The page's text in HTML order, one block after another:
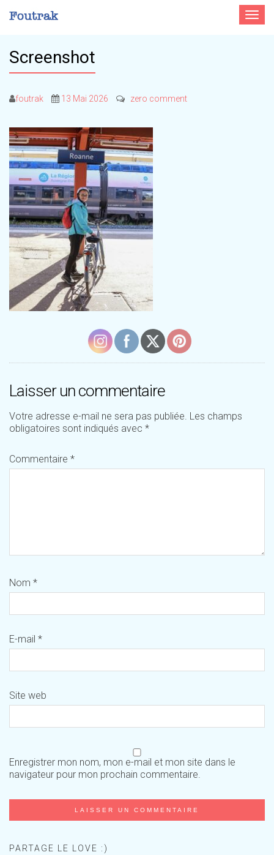
Toggle
Screenshot
foutrak 13 Mai 2026 zero comment
Laisser un commentaire
Votre adresse e-mail ne sera pas publiée. Les champs
obligatoires sont indiqués avec *
Commentaire *
Nom *
E-mail *
Site web
Enregistrer mon nom, mon e-mail et mon site dans le
navigateur pour mon prochain commentaire.
PARTAGE LE LOVE :)